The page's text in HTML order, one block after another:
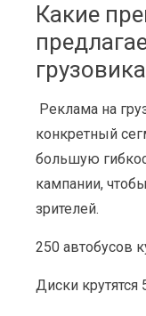
Какие
Реклама на
конкретный
большую
кампании,
зрителей.
250 автобусов
Диски